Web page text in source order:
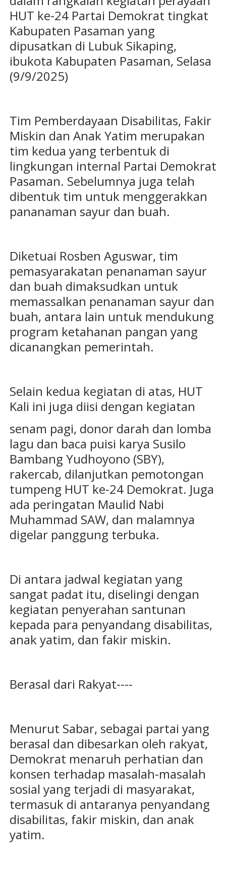
HUT ke-24 Partai Demokrat tingkat
Kabupaten Pasaman yang
dipusatkan di Lubuk Sikaping,
ibukota Kabupaten Pasaman, Selasa
(9/9/2025)
Tim Pemberdayaan Disabilitas, Fakir
Miskin dan Anak Yatim merupakan
tim kedua yang terbentuk di
lingkungan internal Partai Demokrat
Pasaman. Sebelumnya juga telah
dibentuk tim untuk menggerakkan
pananaman sayur dan buah.
Diketuai Rosben Aguswar, tim
pemasyarakatan penanaman sayur
dan buah dimaksudkan untuk
memassalkan penanaman sayur dan
buah, antara lain untuk mendukung
program ketahanan pangan yang
dicanangkan pemerintah.
Selain kedua kegiatan di atas, HUT
Kali ini juga diisi dengan kegiatan
senam pagi, donor darah dan lomba
lagu dan baca puisi karya Susilo
Bambang Yudhoyono (SBY),
rakercab, dilanjutkan pemotongan
tumpeng HUT ke-24 Demokrat. Juga
ada peringatan Maulid Nabi
Muhammad SAW, dan malamnya
digelar panggung terbuka.
Di antara jadwal kegiatan yang
sangat padat itu, diselingi dengan
kegiatan penyerahan santunan
kepada para penyandang disabilitas,
anak yatim, dan fakir miskin.
Berasal dari Rakyat----
Menurut Sabar, sebagai partai yang
berasal dan dibesarkan oleh rakyat,
Demokrat menaruh perhatian dan
konsen terhadap masalah-masalah
sosial yang terjadi di masyarakat,
termasuk di antaranya penyandang
disabilitas, fakir miskin, dan anak
yatim.